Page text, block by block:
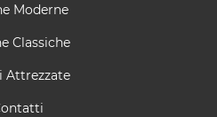
Moderne
Classiche
Attrezzate